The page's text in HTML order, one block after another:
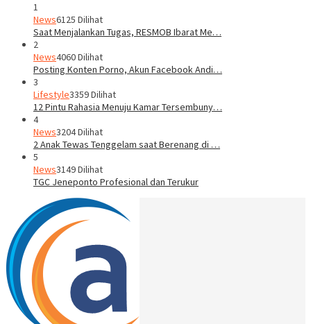
1
News6125 Dilihat
Saat Menjalankan Tugas, RESMOB Ibarat Me…
2
News4060 Dilihat
Posting Konten Porno, Akun Facebook Andi…
3
Lifestyle3359 Dilihat
12 Pintu Rahasia Menuju Kamar Tersembuny…
4
News3204 Dilihat
2 Anak Tewas Tenggelam saat Berenang di …
5
News3149 Dilihat
TGC Jeneponto Profesional dan Terukur